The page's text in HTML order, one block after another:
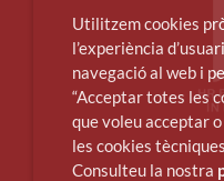
Utilitzem cookies
l’experiència
navegació al web i
“Acceptar totes les
que voleu acceptar
les cookies
Consulteu la nostra